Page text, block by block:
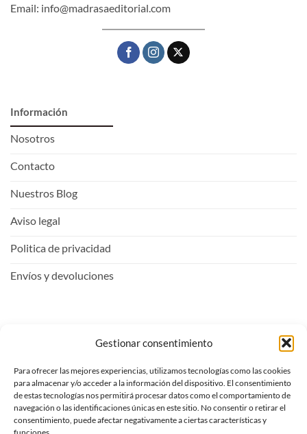
Gestionar consentimiento
Para ofrecer las mejores experiencias, utilizamos tecnologías como las cookies
para almacenar y/o acceder a la información del dispositivo. El consentimiento
de estas tecnologías nos permitirá procesar datos como el comportamiento de
navegación o las identificaciones únicas en este sitio. No consentir o retirar el
consentimiento, puede afectar negativamente a ciertas características y
Email: info@madrasaeditorial.com
Información
Nosotros
Contacto
Nuestros Blog
Aviso legal
Politica de privacidad
Envíos y devoluciones
Entrar
Ver carrito
Mi lista de deseos